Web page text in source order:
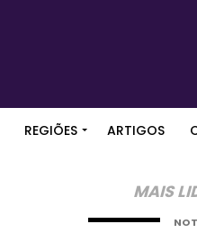
REGIÕES ARTIGOS
MAIS